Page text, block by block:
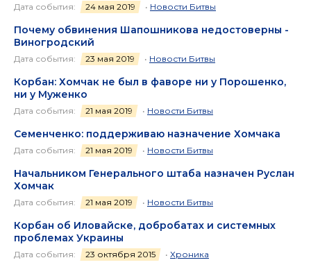
Дата события: 24 мая 2019 • Новости Битвы
Почему обвинения Шапошникова недостоверны -
Виногродский
Дата события: 23 мая 2019 • Новости Битвы
Корбан: Хомчак не был в фаворе ни у Порошенко,
ни у Муженко
Дата события: 21 мая 2019 • Новости Битвы
Семенченко: поддерживаю назначение Хомчака
Дата события: 21 мая 2019 • Новости Битвы
Начальником Генерального штаба назначен Руслан
Хомчак
Дата события: 21 мая 2019 • Новости Битвы
Корбан об Иловайске, добробатах и системных
проблемах Украины
Дата события: 23 октября 2015 • Хроника